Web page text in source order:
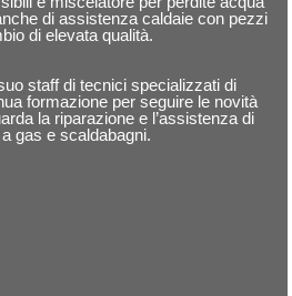
di assistenza caldaie con pezzi
di elevata qualità.
staff di tecnici specializzati di
formazione per seguire le novità
la riparazione e l’assistenza di
gas e scaldabagni.